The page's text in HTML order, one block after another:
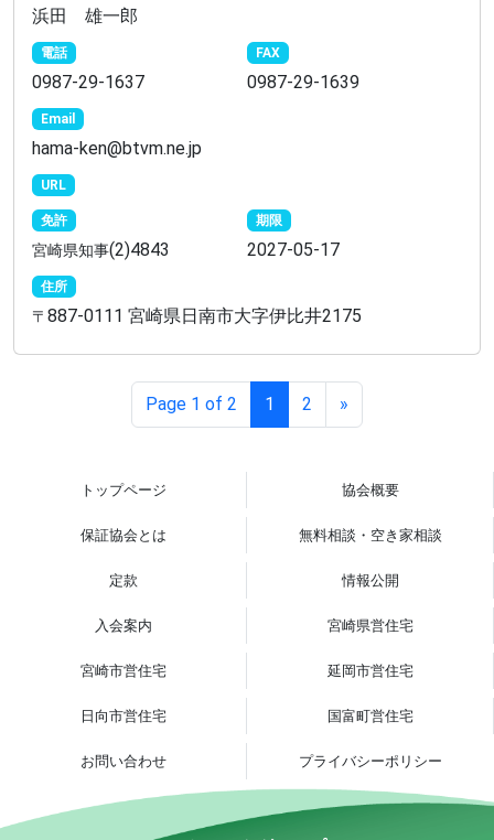
浜田 雄一郎
電話
0987-29-1637
FAX
0987-29-1639
Email
hama-ken@btvm.ne.jp
URL
免許
宮崎県知事(2)4843
期限
2027-05-17
住所
〒 887-0111 宮崎県日南市大字伊比井2175
Page 1 of 2 1 2 »
トップページ 協会概要
保証協会とは 無料相談・空き家相談
定款 情報公開
入会案内 宮崎県営住宅
宮崎市営住宅 延岡市営住宅
日向市営住宅 国富町営住宅
お問い合わせ プライバシーポリシー